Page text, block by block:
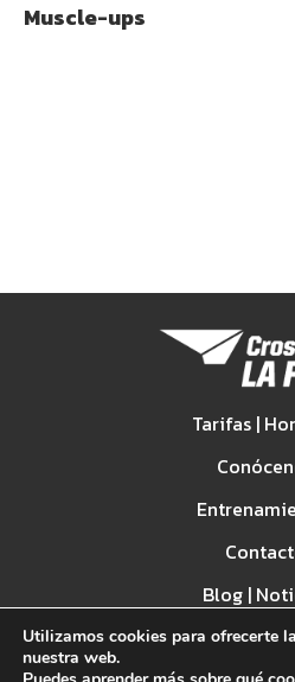
Muscle-ups
Tarifas |
Blog |
Spark
Utilizamos cookies para ofrecerte
nuestra web.